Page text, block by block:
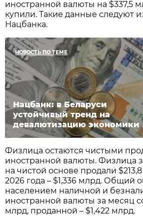
иностранной валюты на $337,5
купили. Такие данные следуют
Нацбанка.
НОВОСТЬ ПО ТЕМЕ
Нацбанк: в Беларуси
устойчивый тренд на
девалютизацию экономики
Физлица остаются чистыми
иностранной валюты. Физлица
на чистой основе продали
2026 года – $1,336 млрд. Общий
населением наличной и
иностранной валюты за месяц
млрд, проданной – $1,422 млрд.